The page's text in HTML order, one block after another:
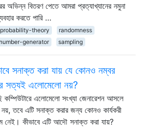
অভিন্ন বিতরণ পেতে আমরা প্রত্যাখ্যানের নমুনা
করতে পারি …
probability-theory
randomness
generator
sampling
সনাক্ত করা যায় যে কোনও নম্বর
সত্যই এলোমেলো নয়?
কম্পিউটারে এলোমেলো সংখ্যা জেনারেশন আসলে
তবে এটি সনাক্ত করার জন্য কোনও কার্যকরী
নেই। কীভাবে এটি আদৌ সনাক্ত করা যায়?